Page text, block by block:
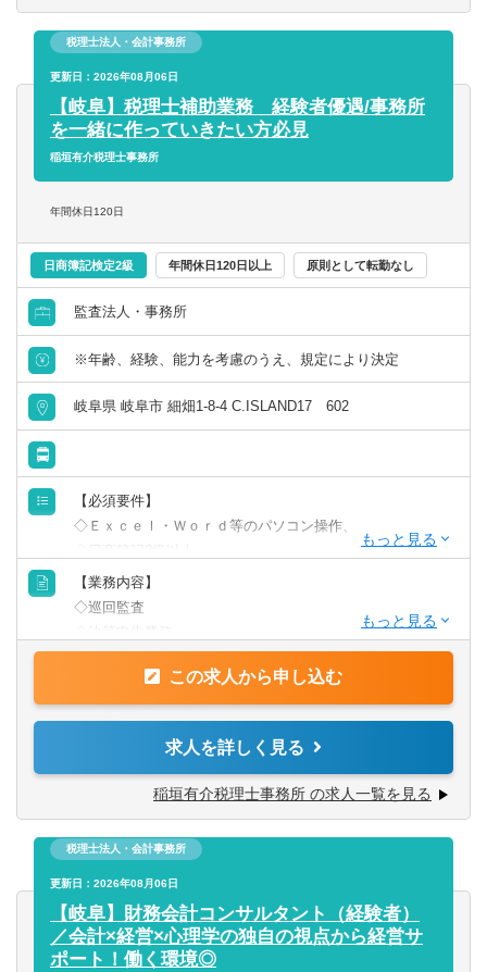
も挑戦可能です。
定期的な社内勉強会でスキルアップも可能です。
→幅広い業種のお客様に対応できるよう、月に1度社内研修
を実施しています。テーマは社員が自由に決められるた
め、強化したいスキルや学び直したいことがあれば、要望
他にも、税理士会などで実施される外部の講習会に参加す
ることも可能です。社外の人と交流することで視野や将来
【キャリアパス】
税理士さんや会社を支える“縁の下の力持ち”としてご活躍い
未経験から資格を取得した先輩も！勉強中の社員同士で高
め合えるのも魅力。
給与もUPし、業務の幅も広がります！
税理士法人・会計事務所
更新日：2026年08月06日
【岐阜】税理士補助業務 経験者優遇/事務所
を一緒に作っていきたい方必見
稲垣有介税理士事務所
年間休日120日
日商簿記検定2級 年間休日120日以上 原則として転勤なし
監査法人・事務所
※年齢、経験、能力を考慮のうえ、規定により決定
岐阜県 岐阜市 細畑1-8-4 C.ISLAND17 602
【必須要件】
◇Ｅｘｃｅｌ・Ｗｏｒｄ等のパソコン操作、
◇普通自動車免許（AT限定可）
◇税理士事務所や会計事務所での実務経験をお持ちの方
【業務内容】
◇巡回監査
◇自計化サポート
◇経営アドバイス等 国内税務業務全般
◇コミュニケーションが円滑な方
【顧問先】
法人：個人＝１：１
この求人から申し込む
求人を詳しく見る
稲垣有介税理士事務所 の求人一覧を見る
税理士法人・会計事務所
更新日：2026年08月06日
【岐阜】財務会計コンサルタント（経験者）
／会計×経営×心理学の独自の視点から経営サ
ポート！働く環境◎